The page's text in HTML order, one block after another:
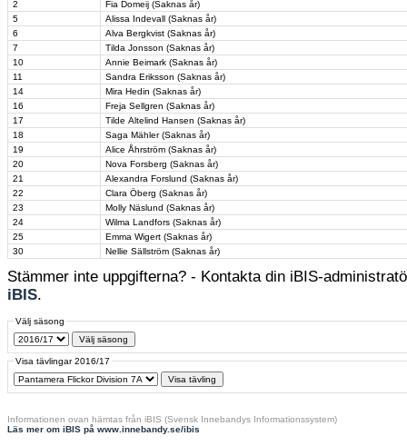
2
Fia Domeij (Saknas år)
5
Alissa Indevall (Saknas år)
6
Alva Bergkvist (Saknas år)
7
Tilda Jonsson (Saknas år)
10
Annie Beimark (Saknas år)
11
Sandra Eriksson (Saknas år)
14
Mira Hedin (Saknas år)
16
Freja Sellgren (Saknas år)
17
Tilde Altelind Hansen (Saknas år)
18
Saga Mähler (Saknas år)
19
Alice Åhrström (Saknas år)
20
Nova Forsberg (Saknas år)
21
Alexandra Forslund (Saknas år)
22
Clara Öberg (Saknas år)
23
Molly Näslund (Saknas år)
24
Wilma Landfors (Saknas år)
25
Emma Wigert (Saknas år)
30
Nellie Sällström (Saknas år)
Stämmer inte uppgifterna? - Kontakta din iBIS-
iBIS.
Välj säsong
Visa tävlingar 2016/17
Informationen ovan hämtas från iBIS (Svensk Innebandys Informationssystem)
Läs mer om iBIS på www.innebandy.se/ibis